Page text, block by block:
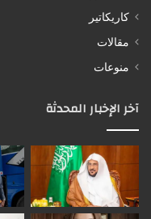
كاريكاتير
مقالات
منوعات
آخر الإخبار المحدثة